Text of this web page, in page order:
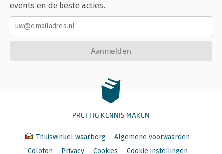
events en de beste acties.
Aanmelden
PRETTIG KENNIS MAKEN
Thuiswinkel waarborg
Algemene voorwaarden
Colofon
Privacy Cookies Cookie instellingen